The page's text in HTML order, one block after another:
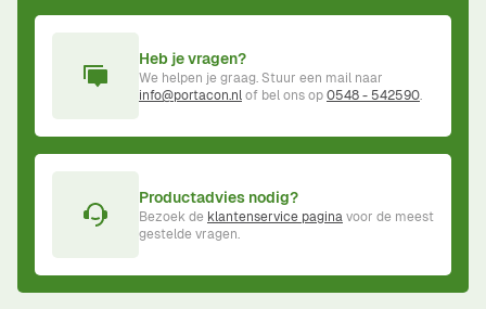
Heb je vragen?
We helpen je graag. Stuur een mail naar
info@portacon.nlof bel ons op0548 - 542590.
Productadvies nodig?
Bezoek de klantenservice paginavoor de meest
gestelde vragen.